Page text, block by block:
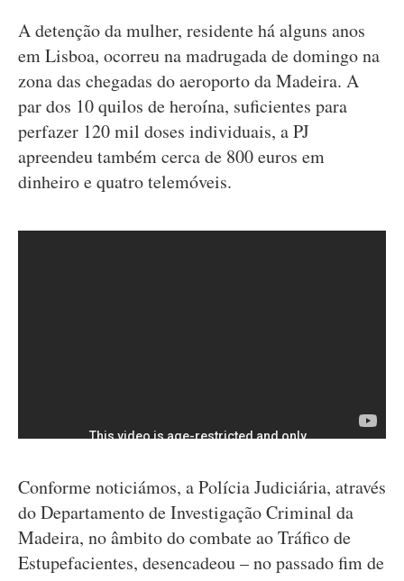
A detenção da mulher, residente há alguns anos
em Lisboa, ocorreu na madrugada de domingo na
zona das chegadas do aeroporto da Madeira. A
par dos 10 quilos de heroína, suficientes para
perfazer 120 mil doses individuais, a PJ
apreendeu também cerca de 800 euros em
dinheiro e quatro telemóveis.
Conforme noticiámos, a Polícia Judiciária, através
do Departamento de Investigação Criminal da
Madeira, no âmbito do combate ao Tráfico de
Estupefacientes, desencadeou – no passado fim de